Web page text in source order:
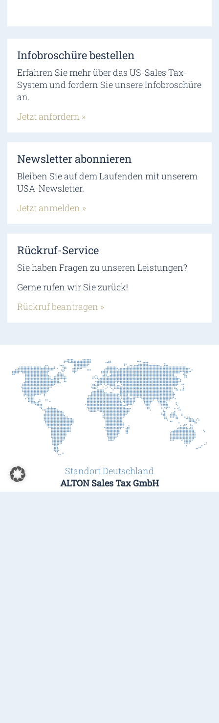
Infobroschüre bestellen
Erfahren Sie mehr über das US-Sales Tax-
System und fordern Sie unsere Infobroschüre
an.
Jetzt anfordern »
Newsletter abonnieren
Bleiben Sie auf dem Laufenden mit unserem
USA-Newsletter.
Jetzt anmelden »
Rückruf-Service
Sie haben Fragen zu unseren Leistungen?
Gerne rufen wir Sie zurück!
Rückruf beantragen »
Standort Deutschland
ALTON Sales Tax GmbH